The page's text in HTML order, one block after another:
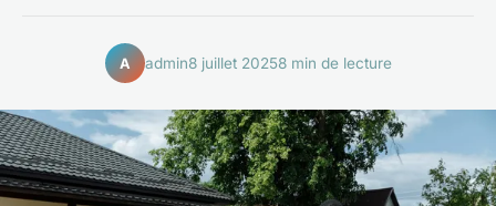
A admin8 juillet 20258 min de lecture